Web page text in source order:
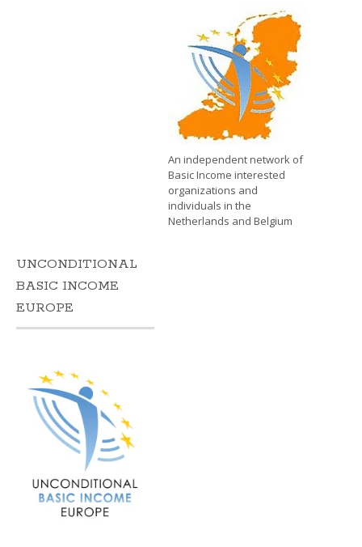
An independent network of
Basic Income interested
organizations and
individuals in the
Netherlands and Belgium
UNCONDITIONAL
BASIC INCOME
EUROPE